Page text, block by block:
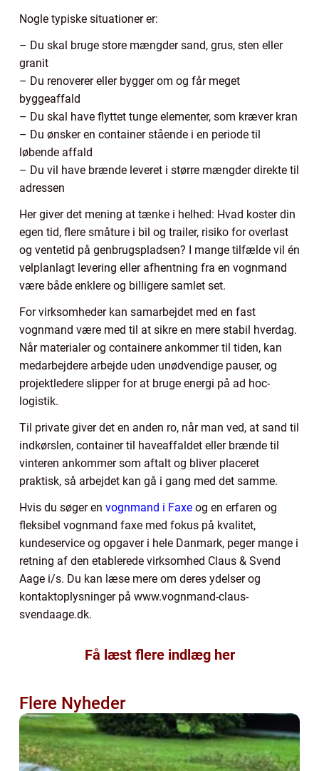
Nogle typiske situationer er:
– Du skal bruge store mængder sand, grus, sten eller
granit
– Du renoverer eller bygger om og får meget
byggeaffald
– Du skal have flyttet tunge elementer, som kræver kran
– Du ønsker en container stående i en periode til
løbende affald
– Du vil have brænde leveret i større mængder direkte til
adressen
Her giver det mening at tænke i helhed: Hvad koster din
egen tid, flere småture i bil og trailer, risiko for overlast
og ventetid på genbrugspladsen? I mange tilfælde vil én
velplanlagt levering eller afhentning fra en vognmand
være både enklere og billigere samlet set.
For virksomheder kan samarbejdet med en fast
vognmand være med til at sikre en mere stabil hverdag.
Når materialer og containere ankommer til tiden, kan
medarbejdere arbejde uden unødvendige pauser, og
projektledere slipper for at bruge energi på ad hoc-
logistik.
Til private giver det en anden ro, når man ved, at sand til
indkørslen, container til haveaffaldet eller brænde til
vinteren ankommer som aftalt og bliver placeret
praktisk, så arbejdet kan gå i gang med det samme.
Hvis du søger en vognmand i Faxe og en erfaren og
fleksibel vognmand faxe med fokus på kvalitet,
kundeservice og opgaver i hele Danmark, peger mange i
retning af den etablerede virksomhed Claus & Svend
Aage i/s. Du kan læse mere om deres ydelser og
kontaktoplysninger på www.vognmand-claus-
svendaage.dk.
Få læst flere indlæg her
Flere Nyheder